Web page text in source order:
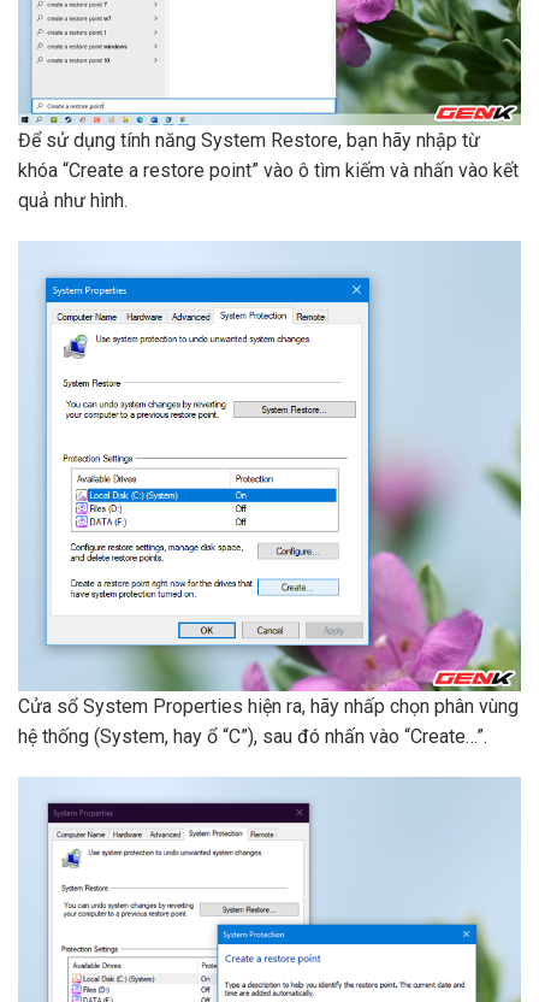
Để sử dụng tính năng System Restore, bạn hãy nhập từ
khóa “Create a restore point” vào ô tìm kiếm và nhấn vào kết
quả như hình.
Cửa sổ System Properties hiện ra, hãy nhấp chọn phân vùng
hệ thống (System, hay ổ “C”), sau đó nhấn vào “Create…”.